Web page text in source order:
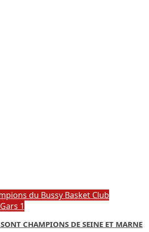
du Bussy Basket Club
1
CHAMPIONS DE SEINE ET MARNE